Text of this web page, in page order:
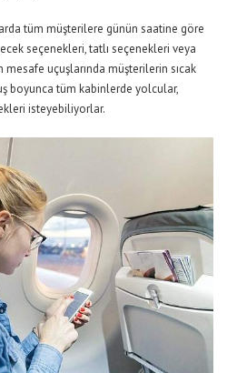
tüm müşterilere günün saatine göre
seçenekleri, tatlı seçenekleri veya
uçuşlarında müşterilerin sıcak
boyunca tüm kabinlerde yolcular,
isteyebiliyorlar.